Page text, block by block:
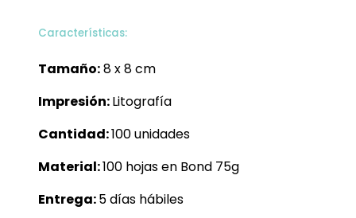
Características:
Tamaño:8 x 8 cm
Impresión:Litografía
Cantidad:100 unidades
Material:100 hojas en Bond 75g
Entrega:5 días hábiles